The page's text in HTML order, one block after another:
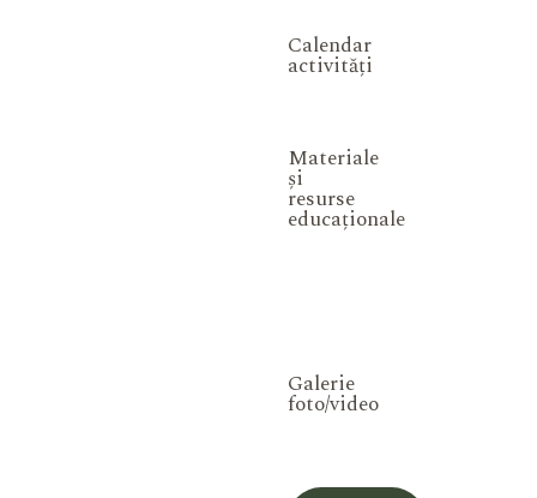
Calendar
activități
Materiale
și
resurse
educaționale
Galerie
foto/video